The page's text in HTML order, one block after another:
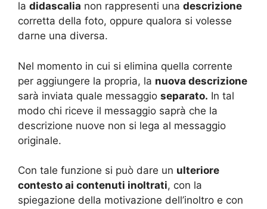
la didascalia non rappresenti una descrizione
corretta della foto, oppure qualora si volesse
darne una diversa.
Nel momento in cui si elimina quella corrente
per aggiungere la propria, la nuova descrizione
sarà inviata quale messaggio separato. In tal
modo chi riceve il messaggio saprà che la
descrizione nuove non si lega al messaggio
originale.
Con tale funzione si può dare un ulteriore
contesto ai contenuti inoltrati, con la
spiegazione della motivazione dell’inoltro e con